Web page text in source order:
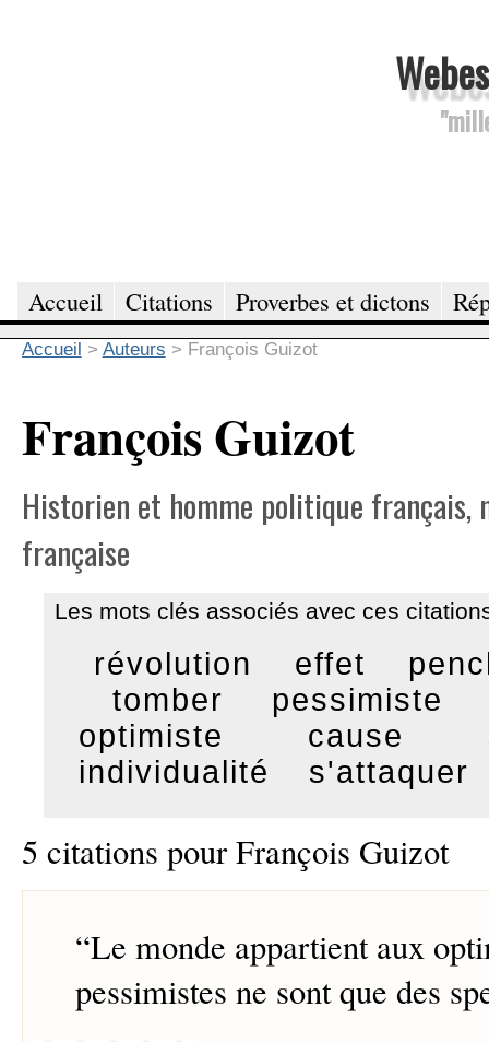
Accueil Citations Proverbes et dictons
Accueil > Auteurs > François Guizot
François Guizot
Historien et homme politique français,
française
Les mots clés associés avec ces
révolution effet
tomber
pessimiste
optimiste
cause
individualité
s'attaquer
5 citations pour François Guizot
“Le monde appartient aux
pessimistes ne sont que des